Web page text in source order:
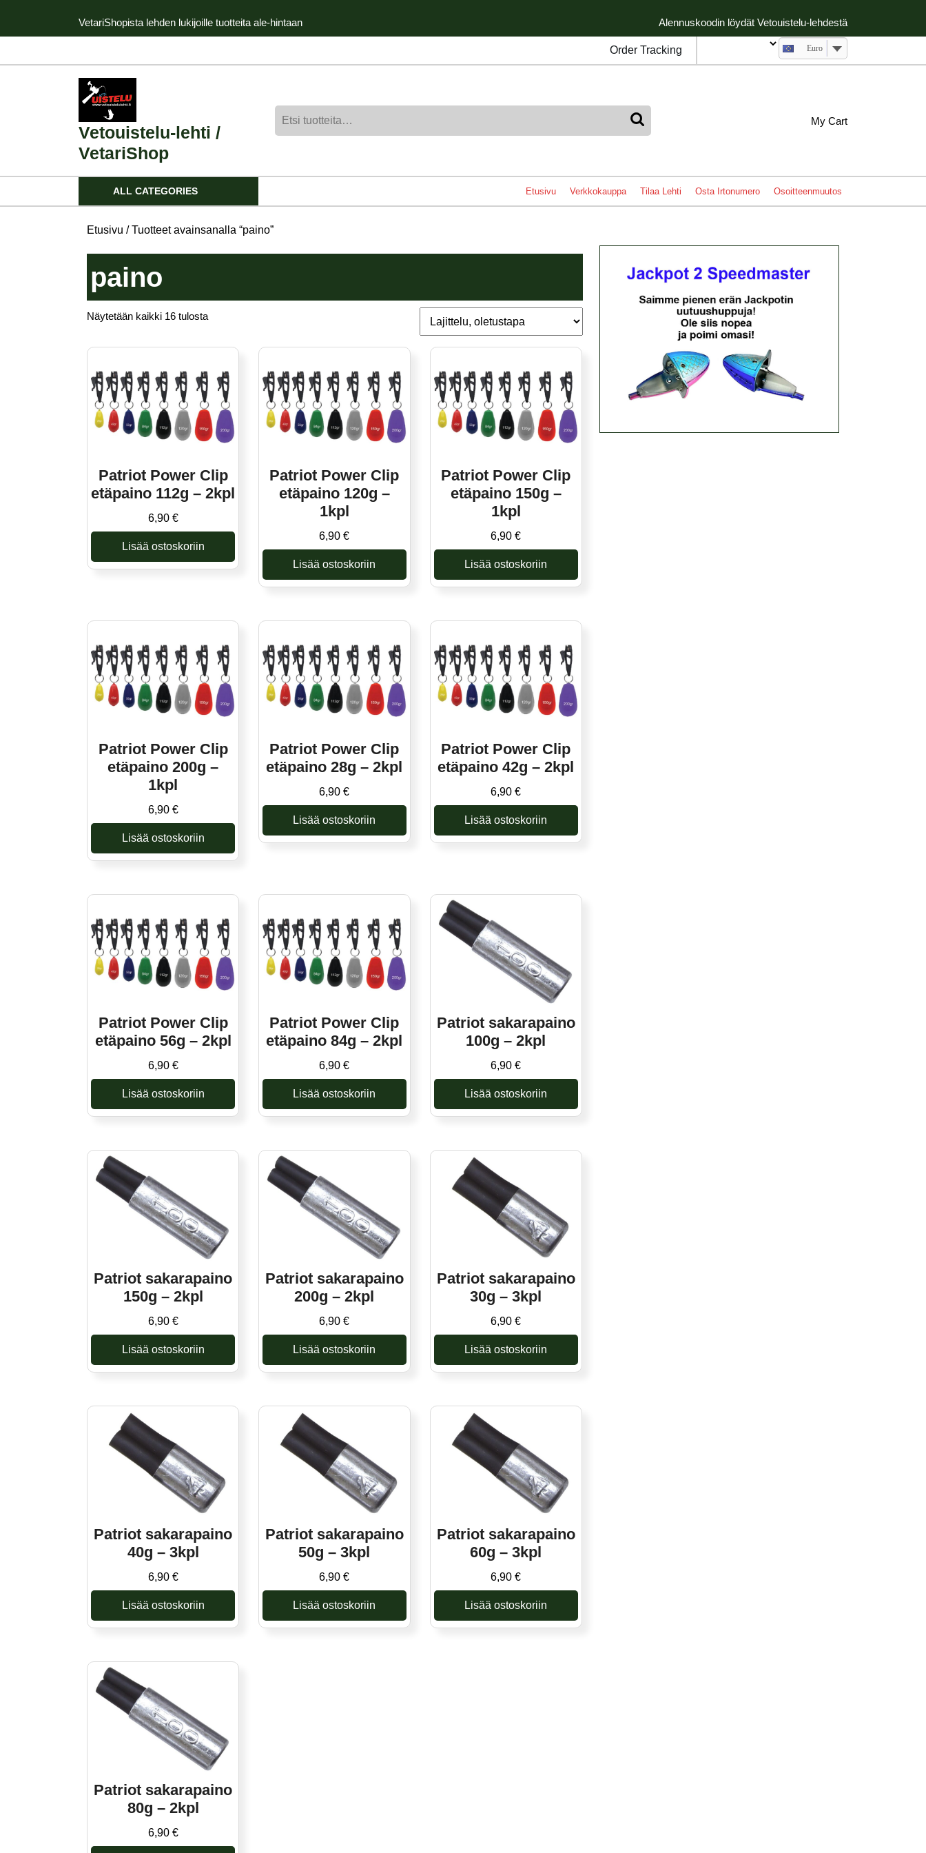
content
VetariShopista lehden lukijoille tuotteita ale-hintaan Alennuskoodin löydät Vetouistelu-lehdestä
Order Tracking Euro
Vetouistelu-lehti /
VetariShop
My Cartshopping
ALL CATEGORIES Etusivu Verkkokauppa Tilaa Lehti Osta Irtonumero Osoitteenmuutos
Etusivu / Tuotteet avainsanalla “paino”
paino
Näytetään kaikki 16 tulosta
Patriot Power Clip
etäpaino 112g – 2kpl
6,90 €
Lisää ostoskoriin
Patriot Power Clip
etäpaino 120g –
1kpl
6,90€
Lisää ostoskoriin
Patriot Power Clip
etäpaino 150g –
1kpl
6,90€
Lisää ostoskoriin
Patriot Power Clip
etäpaino 200g –
1kpl
6,90 €
Lisää ostoskoriin
Patriot Power Clip
etäpaino 28g – 2kpl
6,90€
Lisää ostoskoriin
Patriot Power Clip
etäpaino 42g – 2kpl
6,90€
Lisää ostoskoriin
Patriot Power Clip
etäpaino 56g – 2kpl
6,90 €
Lisää ostoskoriin
Patriot Power Clip
etäpaino 84g – 2kpl
6,90€
Lisää ostoskoriin
Patriot sakarapaino
100g – 2kpl
6,90€
Lisää ostoskoriin
Patriot sakarapaino
150g – 2kpl
6,90 €
Lisää ostoskoriin
Patriot sakarapaino
200g – 2kpl
6,90€
Lisää ostoskoriin
Patriot sakarapaino
30g – 3kpl
6,90€
Lisää ostoskoriin
Patriot sakarapaino
40g – 3kpl
6,90 €
Lisää ostoskoriin
Patriot sakarapaino
50g – 3kpl
6,90€
Lisää ostoskoriin
Patriot sakarapaino
60g – 3kpl
6,90€
Lisää ostoskoriin
Patriot sakarapaino
80g – 2kpl
6,90 €